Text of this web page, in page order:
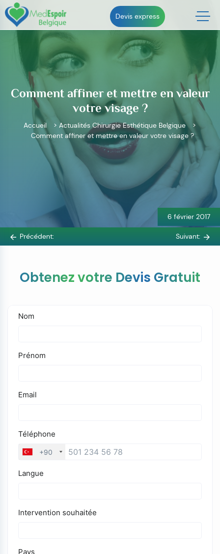
Skip
to
content
Devis express
Comment affiner et mettre en valeur
votre visage ?
Accueil >Actualités Chirurgie Esthétique Belgique
>
Comment affiner et mettre en valeur votre visage ?
6 février 2017
Navigation
Précédent: Suivant:
Obtenez votre Devis Gratuit